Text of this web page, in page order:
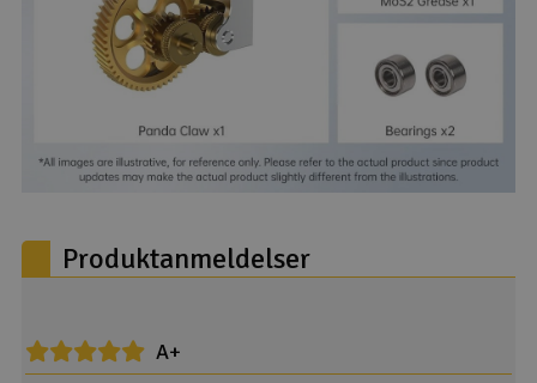
Produktanmeldelser
A+